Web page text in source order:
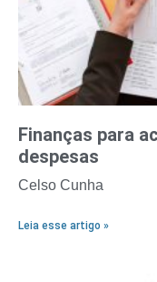
Finanças para
despesas
Celso Cunha
Leia esse artigo »